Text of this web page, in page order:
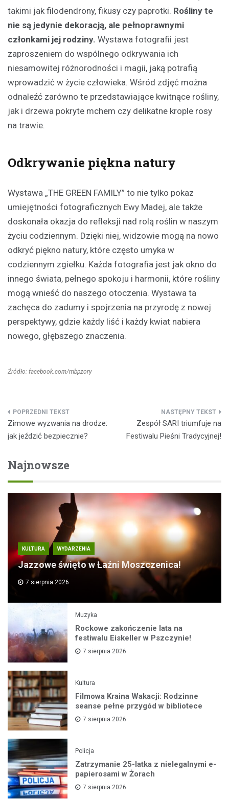
takimi jak filodendrony, fikusy czy paprotki. Rośliny te
nie są jedynie dekoracją, ale pełnoprawnymi
członkami jej rodziny. Wystawa fotografii jest
zaproszeniem do wspólnego odkrywania ich
niesamowitej różnorodności i magii, jaką potrafią
wprowadzić w życie człowieka. Wśród zdjęć można
odnaleźć zarówno te przedstawiające kwitnące rośliny,
jak i drzewa pokryte mchem czy delikatne krople rosy
na trawie.
Odkrywanie piękna natury
Wystawa „THE GREEN FAMILY” to nie tylko pokaz
umiejętności fotograficznych Ewy Madej, ale także
doskonała okazja do refleksji nad rolą roślin w naszym
życiu codziennym. Dzięki niej, widzowie mogą na nowo
odkryć piękno natury, które często umyka w
codziennym zgiełku. Każda fotografia jest jak okno do
innego świata, pełnego spokoju i harmonii, które rośliny
mogą wnieść do naszego otoczenia. Wystawa ta
zachęca do zadumy i spojrzenia na przyrodę z nowej
perspektywy, gdzie każdy liść i każdy kwiat nabiera
nowego, głębszego znaczenia.
Źródło: facebook.com/mbpzory
Nawigacja
wpisu
Zimowe wyzwania na drodze:
jak jeździć bezpiecznie?
Zespół SARI triumfuje na
Festiwalu Pieśni Tradycyjnej!
Najnowsze
KULTURA WYDARZENIA
Jazzowe święto w Łaźni Moszczenica!
7 sierpnia 2026
Muzyka
Rockowe zakończenie lata na
festiwalu Eiskeller w Pszczynie!
7 sierpnia 2026
Kultura
Filmowa Kraina Wakacji: Rodzinne
seanse pełne przygód w bibliotece
7 sierpnia 2026
Policja
Zatrzymanie 25-latka z nielegalnymi e-
papierosami w Żorach
7 sierpnia 2026